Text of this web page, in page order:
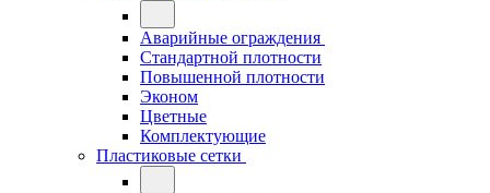
Аварийные ограждения
Стандартной плотности
Повышенной плотности
Эконом
Цветные
Комплектующие
Пластиковые сетки